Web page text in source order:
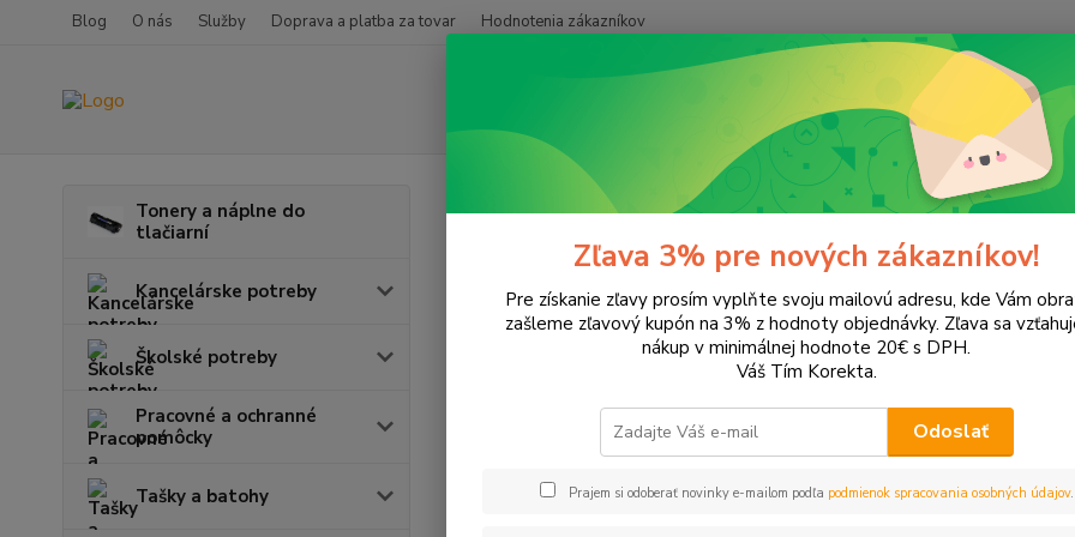
Blog O nás Služby Doprava a platba za tovar Hodnotenia zákazníkov
Tonery a náplne do
tlačiarní
Kancelárske potreby
Školské potreby
Pracovné a ochranné
pomôcky
Tašky a batohy
Tonery a náplne do tlačiarní Hewlett Packard HP DeskJet
DeskJet 2645
Upresniť parametre
EUR Od
Zľava 3% pre nových zákazníkov!
Pre získanie zľavy prosím vyplňte svoju mailovú adresu, kde Vám
zašleme zľavový kupón na 3% z hodnoty objednávky. Zľava sa
nákup v minimálnej hodnote 20€ s DPH.
Váš Tím Korekta.
Odoslať
Prajem si odoberať novinky e-mailom podľa podmienok spracovania osobných údajov.